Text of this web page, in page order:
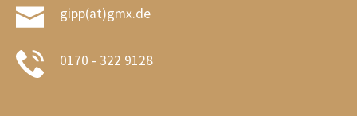
gipp(at)gmx.de
0170 - 322 9128